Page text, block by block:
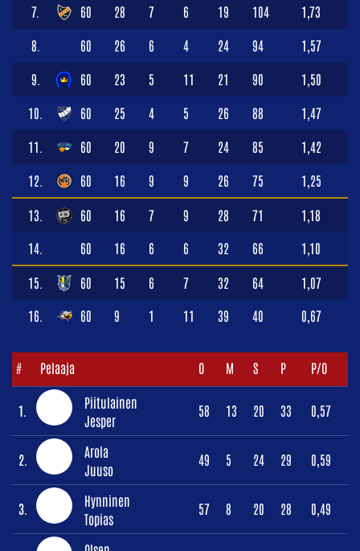
7. 60 28 7 6 19 104 1,73
8. 60 26 6 4 24 94 1,57
9. 60 23 5 11 21 90 1,50
10. 60 25 4 5 26 88 1,47
11. 60 20 9 7 24 85 1,42
12. 60 16 9 9 26 75 1,25
13. 60 16 7 9 28 71 1,18
14. 60 16 6 6 32 66 1,10
15. 60 15 6 7 32 64 1,07
16. 60 9 1 11 39 40 0,67
# Pelaaja O M S P P/O
1.
Piitulainen
Jesper
58 13 20 33 0,57
2.
Arola
Juuso
49 5 24 29 0,59
3.
Hynninen
Topias
57 8 20 28 0,49